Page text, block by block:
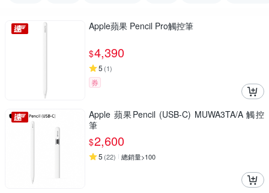
Apple蘋果 Pencil Pro觸控筆
$4,390
5 (1)
券
Apple 蘋果Pencil (USB-C) MUWA3TA/A 觸控
筆
$2,600
5 (22) 總銷量>100